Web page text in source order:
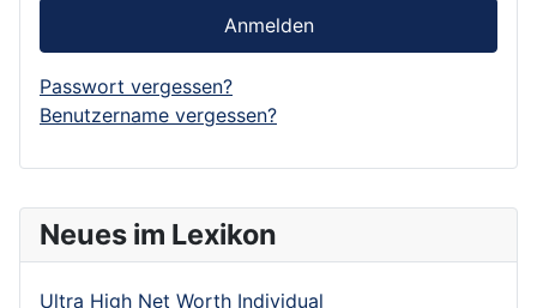
Neues im Lexikon
Ultra High Net Worth Individual
Anmelden
Passwort vergessen?
Benutzername vergessen?